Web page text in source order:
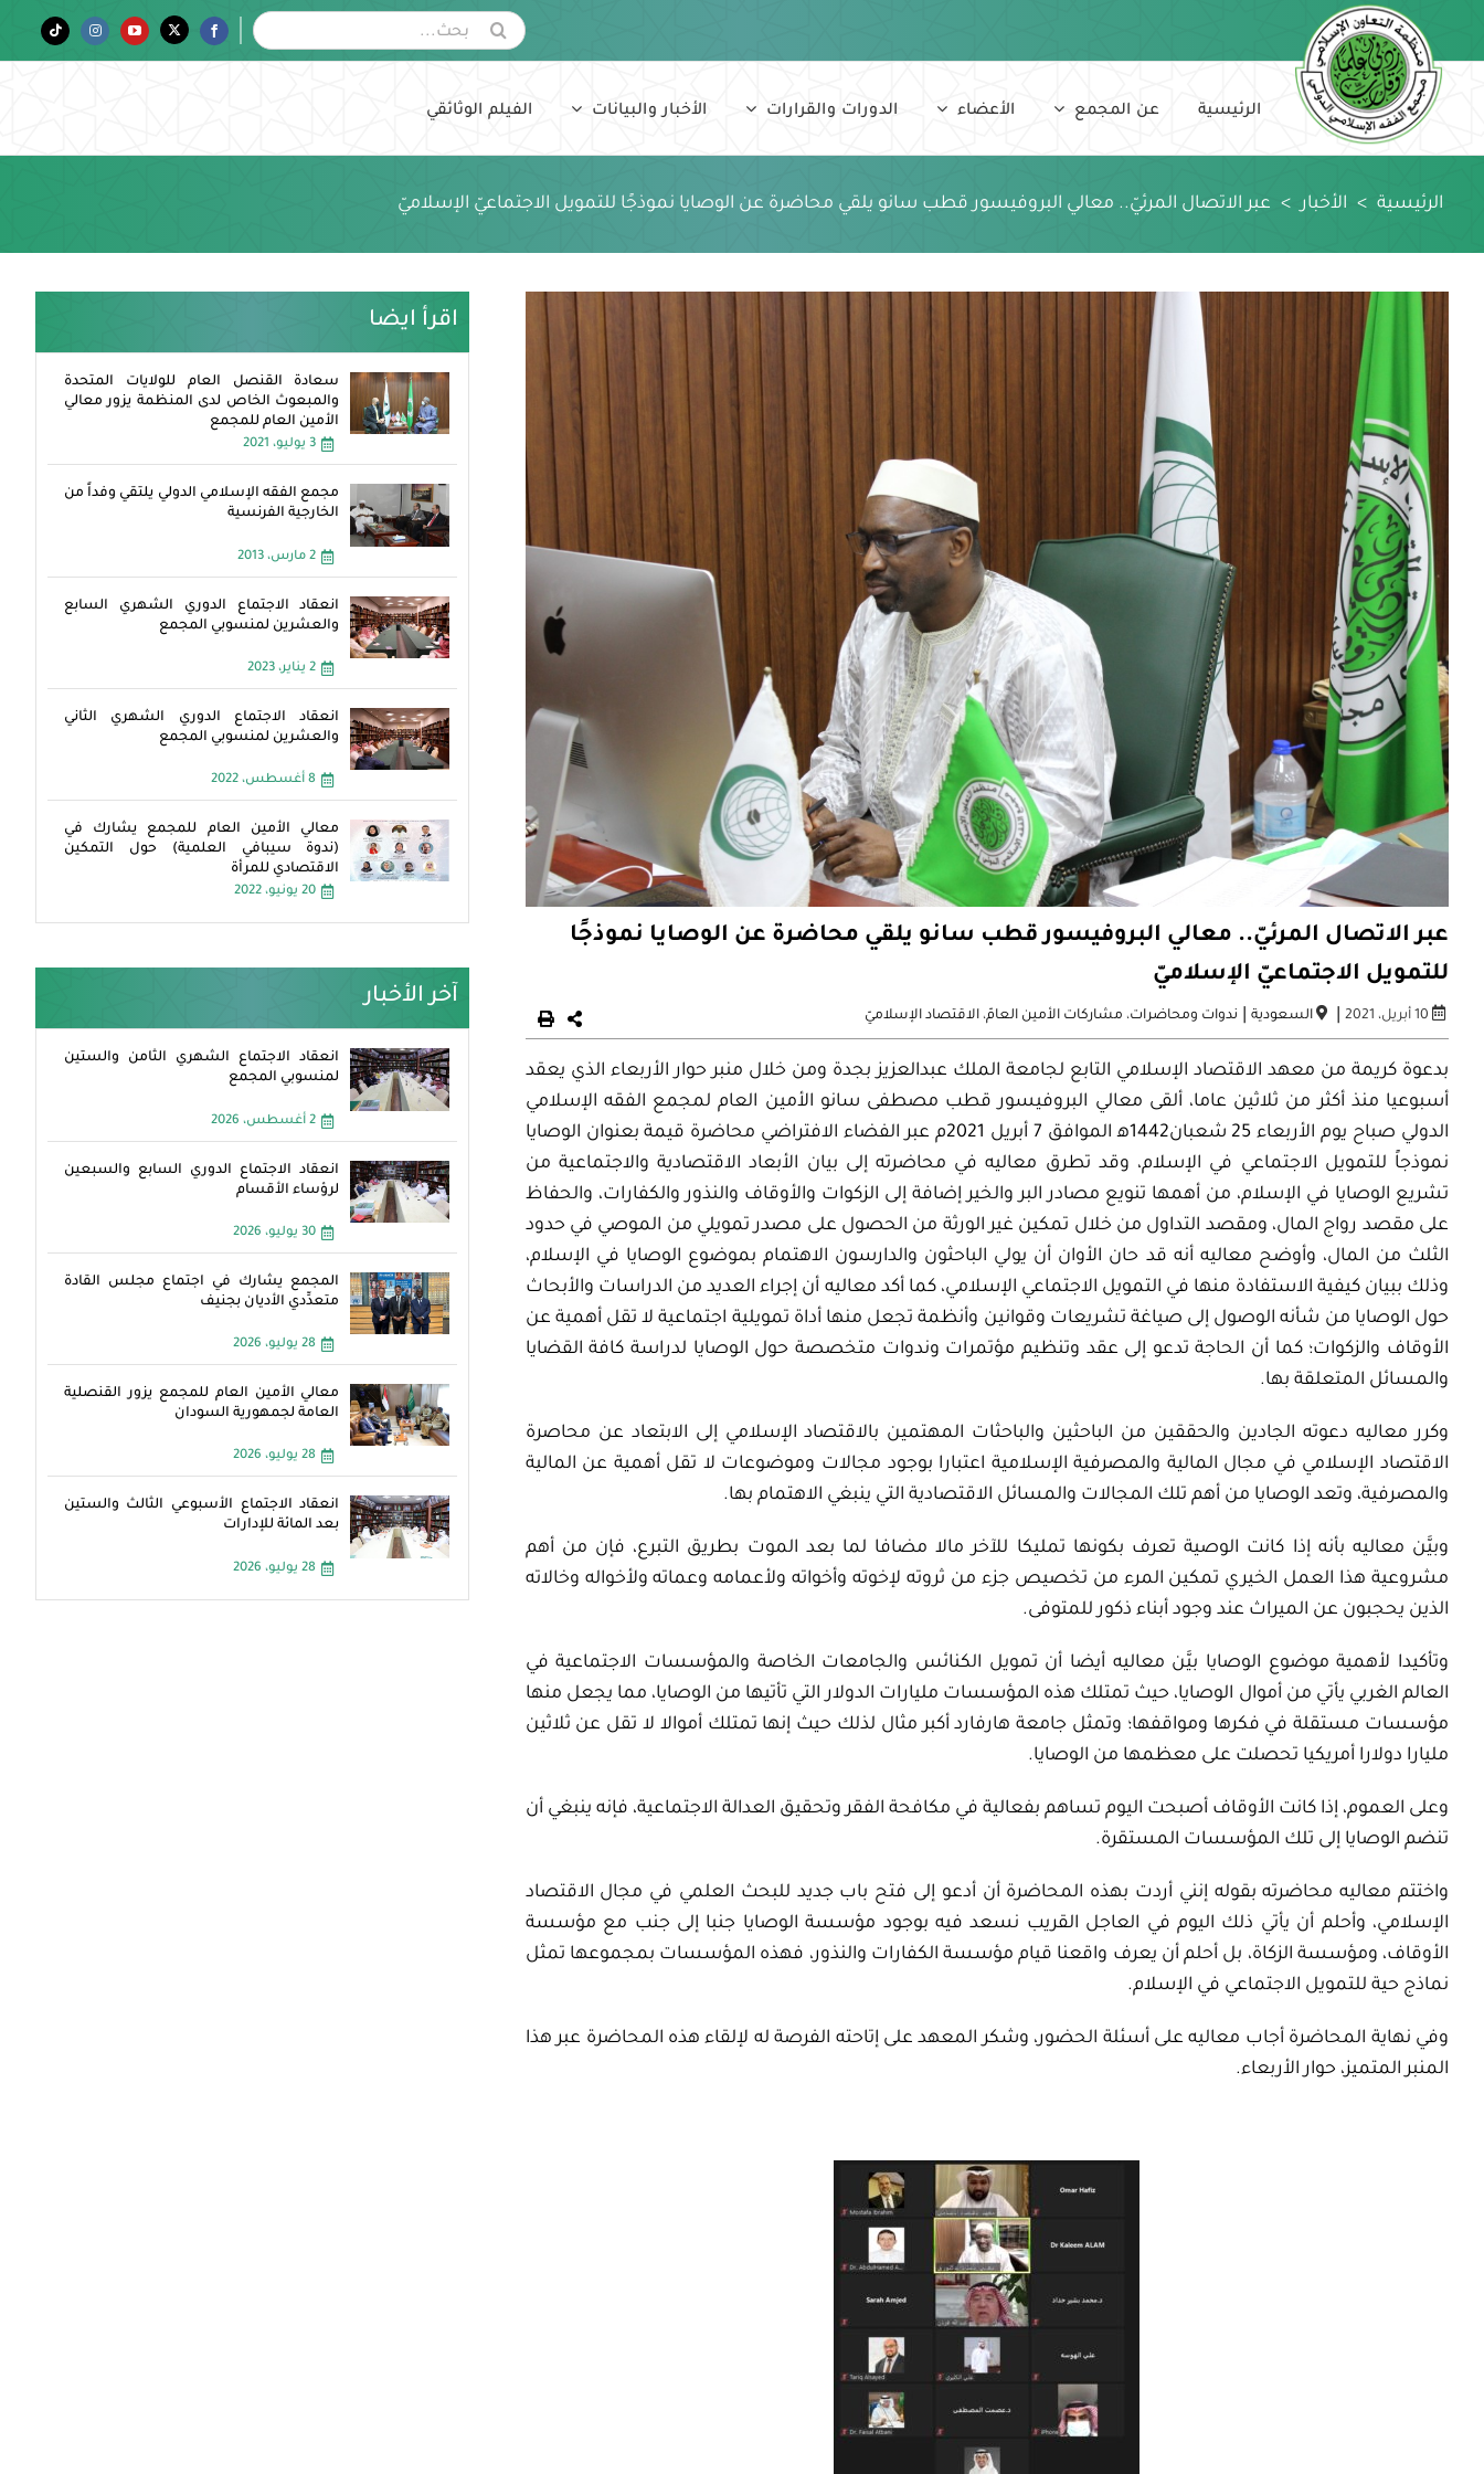
content
البحث
عن:
Facebook
Twitter
YouTube
Instagram
Tiktok
الرئيسية عن المجمع الأعضاء الدورات والقرارات الأخبار والبيانات الفيلم الوثائقي
الرئيسية > الأخبار > عبر الاتصال المرئيّ.. معالي البروفيسور قطب سانو يلقي محاضرة عن الوصايا نموذجًا للتمويل الاجتماعيّ الإسلاميّ
عبر الاتصال المرئيّ.. معالي البروفيسور قطب سانو يلقي محاضرة عن الوصايا نموذجًا
للتمويل الاجتماعيّ الإسلاميّ
10 أبريل، 2021 | السعودية| ندوات ومحاضرات، مشاركات الأمين العامّ، الاقتصاد الإسلاميّ
بدعوة كريمة من معهد الاقتصاد الإسلامي التابع لجامعة الملك عبدالعزيز بجدة ومن خلال منبر حوار الأربعاء الذي يعقد
أسبوعيا منذ أكثر من ثلاثين عاما، ألقى معالي البروفيسور قطب مصطفى سانو الأمين العام لمجمع الفقه الإسلامي
الدولي صباح يوم الأربعاء 25 شعبان1442ه‍ الموافق 7 أبريل 2021م عبر الفضاء الافتراضي محاضرة قيمة بعنوان الوصايا
نموذجاً للتمويل الاجتماعي في الإسلام، وقد تطرق معاليه في محاضرته إلى بيان الأبعاد الاقتصادية والاجتماعية من
تشريع الوصايا في الإسلام، من أهمها تنويع مصادر البر والخير إضافة إلى الزكوات والأوقاف والنذور والكفارات، والحفاظ
على مقصد رواج المال، ومقصد التداول من خلال تمكين غير الورثة من الحصول على مصدر تمويلي من الموصي في حدود
الثلث من المال، وأوضح معاليه أنه قد حان الأوان أن يولي الباحثون والدارسون الاهتمام بموضوع الوصايا في الإسلام،
وذلك ببيان كيفية الاستفادة منها في التمويل الاجتماعي الإسلامي، كما أكد معاليه أن إجراء العديد من الدراسات والأبحاث
حول الوصايا من شأنه الوصول إلى صياغة تشريعات وقوانين وأنظمة تجعل منها أداة تمويلية اجتماعية لا تقل أهمية عن
الأوقاف والزكوات؛ كما أن الحاجة تدعو إلى عقد وتنظيم مؤتمرات وندوات متخصصة حول الوصايا لدراسة كافة القضايا
والمسائل المتعلقة بها.
وكرر معاليه دعوته الجادين والحققين من الباحثين والباحثات المهتمين بالاقتصاد الإسلامي إلى الابتعاد عن محاصرة
الاقتصاد الإسلامي في مجال المالية والمصرفية الإسلامية اعتبارا بوجود مجالات وموضوعات لا تقل أهمية عن المالية
والمصرفية، وتعد الوصايا من أهم تلك المجالات والمسائل الاقتصادية التي ينبغي الاهتمام بها.
وبيَّن معاليه بأنه إذا كانت الوصية تعرف بكونها تمليكا للآخر مالا مضافا لما بعد الموت بطريق التبرع، فإن من أهم
مشروعية هذا العمل الخيري تمكين المرء من تخصيص جزء من ثروته لإخوته وأخواته ولأعمامه وعماته ولأخواله وخالاته
الذين يحجبون عن الميراث عند وجود أبناء ذكور للمتوفى.
وتأكيدا لأهمية موضوع الوصايا بيَّن معاليه أيضا أن تمويل الكنائس والجامعات الخاصة والمؤسسات الاجتماعية في
العالم الغربي يأتي من أموال الوصايا، حيث تمتلك هذه المؤسسات مليارات الدولار التي تأتيها من الوصايا، مما يجعل منها
مؤسسات مستقلة في فكرها ومواقفها؛ وتمثل جامعة هارفارد أكبر مثال لذلك حيث إنها تمتلك أموالا لا تقل عن ثلاثين
مليارا دولارا أمريكيا تحصلت على معظمها من الوصايا.
وعلى العموم، إذا كانت الأوقاف أصبحت اليوم تساهم بفعالية في مكافحة الفقر وتحقيق العدالة الاجتماعية، فإنه ينبغي أن
تنضم الوصايا إلى تلك المؤسسات المستقرة.
واختتم معاليه محاضرته بقوله إنني أردت بهذه المحاضرة أن أدعو إلى فتح باب جديد للبحث العلمي في مجال الاقتصاد
الإسلامي، وأحلم أن يأتي ذلك اليوم في العاجل القريب نسعد فيه بوجود مؤسسة الوصايا جنبا إلى جنب مع مؤسسة
الأوقاف، ومؤسسة الزكاة، بل أحلم أن يعرف واقعنا قيام مؤسسة الكفارات والنذور، فهذه المؤسسات بمجموعها تمثل
نماذج حية للتمويل الاجتماعي في الإسلام.
وفي نهاية المحاضرة أجاب معاليه على أسئلة الحضور، وشكر المعهد على إتاحته الفرصة له لإلقاء هذه المحاضرة عبر هذا
المنبر المتميز، حوار الأربعاء.
اقرأ ايضا
سعادة القنصل العام للولايات المتحدة
والمبعوث الخاص لدى المنظمة يزور معالي
الأمين العام للمجمع
3 يوليو، 2021
مجمع الفقه الإسلامي الدولي يلتقي وفداً من
الخارجية الفرنسية
2 مارس، 2013
انعقاد الاجتماع الدوري الشهري السابع
والعشرين لمنسوبي المجمع
2 يناير، 2023
انعقاد الاجتماع الدوري الشهري الثاني
والعشرين لمنسوبي المجمع
8 أغسطس، 2022
معالي الأمين العام للمجمع يشارك في
(ندوة سيبافي العلمية) حول التمكين
الاقتصادي للمرأة
20 يونيو، 2022
آخر الأخبار
انعقاد الاجتماع الشهري الثامن والستين
لمنسوبي المجمع
2 أغسطس، 2026
انعقاد الاجتماع الدوري السابع والسبعين
لرؤساء الأقسام
30 يوليو، 2026
المجمع يشارك في اجتماع مجلس القادة
متعدِّدي الأديان بجنيف
28 يوليو، 2026
معالي الأمين العام للمجمع يزور القنصلية
العامة لجمهورية السودان
28 يوليو، 2026
انعقاد الاجتماع الأسبوعي الثالث والستين
بعد المائة للإدارات
28 يوليو، 2026